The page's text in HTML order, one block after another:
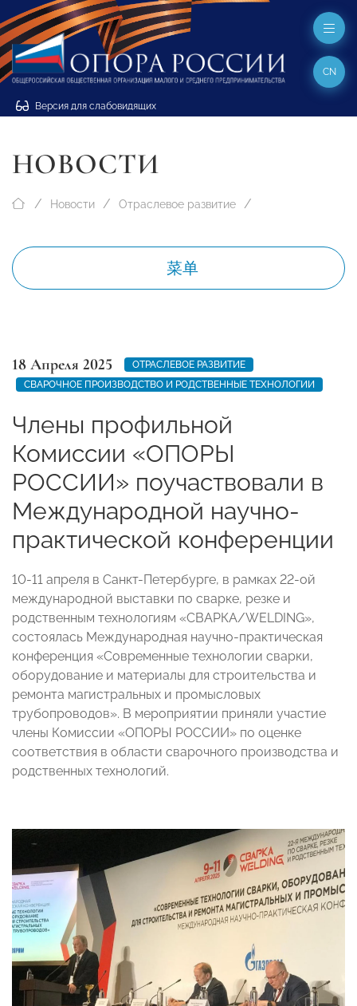
Версия для слабовидящих
CN
НОВОСТИ
Новости Отраслевое развитие
菜单
18 Апреля 2025
ОТРАСЛЕВОЕ РАЗВИТИЕ
СВАРОЧНОЕ ПРОИЗВОДСТВО И РОДСТВЕННЫЕ ТЕХНОЛОГИИ
Члены профильной
Комиссии «ОПОРЫ
РОССИИ» поучаствовали в
Международной научно-
практической конференции
10-11 апреля в Санкт-Петербурге, в рамках 22-ой
международной выставки по сварке, резке и
родственным технологиям «СВАРКА/WELDING»,
состоялась Международная научно-практическая
конференция «Современные технологии сварки,
оборудование и материалы для строительства и
ремонта магистральных и промысловых
трубопроводов». В мероприятии приняли участие
члены Комиссии «ОПОРЫ РОССИИ» по оценке
соответствия в области сварочного производства и
родственных технологий.